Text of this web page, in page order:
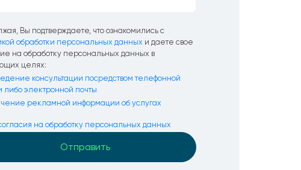
Вы подтверждаете, что ознакомились с
обработки персональных данных и даете свое
на обработку персональных данных в
целях:
консультации посредством телефонной
либо электронной почты
рекламной информации об услугах
на обработку персональных данных